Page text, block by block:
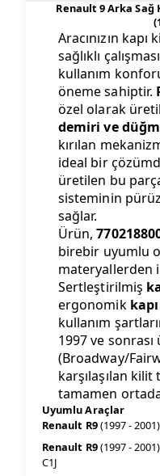
Renault 9 Arka Sağ
Aracınızın kapı
sağlıklı
kullanım
öneme sahiptir.
özel olarak
demiri ve
kırılan
ideal bir
üretilen bu
sisteminin
sağlar.
Ürün,
birebir uyumlu
materyallerden
Sertleştirilmiş
ergonomik
kullanım
1997 ve
(Broadway/
karşılaşılan
tamamen
Uyumlu Araçlar
Renault R9(1997 -
Renault R9(1997 -
C1J